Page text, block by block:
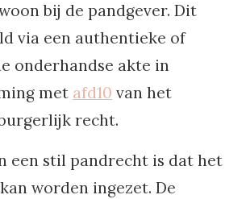
bij de pandgever. Dit
via een authentieke of
onderhandse akte in
met afd10 van het
recht.
een stil pandrecht is dat het
worden ingezet. De